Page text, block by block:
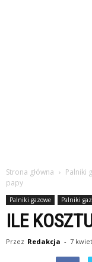
Strona główna Palniki
papy
Palniki gazowe Palniki
ILE
Przez Redakcja - 7